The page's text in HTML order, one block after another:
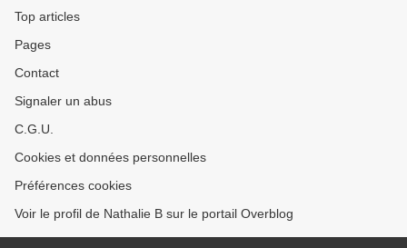
Top articles
Pages
Contact
Signaler un abus
C.G.U.
Cookies et données personnelles
Préférences cookies
Voir le profil de Nathalie B sur le portail Overblog